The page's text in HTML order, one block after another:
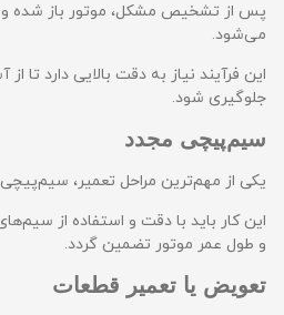
پس از تشخیص مشکل، موتور باز شده
می‌شود.
این فرآیند نیاز به دقت بالایی دارد تا
جلوگیری شود.
سیم‌پیچی مجدد
یکی از مهم‌ترین مراحل تعمیر،
این کار باید با دقت و استفاده از
و طول عمر موتور تضمین گردد.
تعویض یا تعمیر قطعات